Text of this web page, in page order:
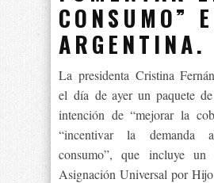
CONSUMO”
ARGENTINA.
La presidenta Cristina
el día de ayer un paquete
intención de “mejorar la
“incentivar la demanda
consumo”, que incluye
Asignación Universal por